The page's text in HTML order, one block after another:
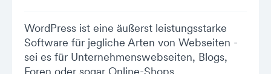
WordPress ist eine äußerst leistungsstarke
Software für jegliche Arten von Webseiten -
sei es für Unternehmenswebseiten, Blogs,